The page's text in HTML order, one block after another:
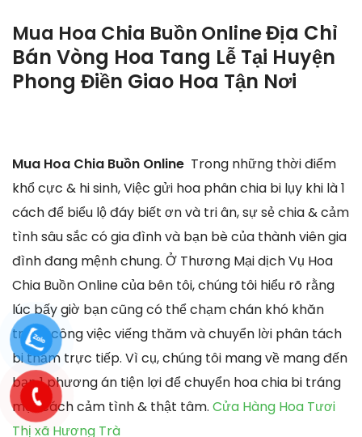
Mua Hoa Chia Buồn OnlineĐịa Chỉ
Bán Vòng Hoa Tang Lễ Tại Huyện
Phong Điền Giao Hoa Tận Nơi
Mua Hoa Chia Buồn Online Trong những thời điểm
khổ cực & hi sinh, Việc gửi hoa phân chia bi lụy khi là 1
cách để biểu lộ đáy biết ơn và tri ân, sự sẻ chia & cảm
tình sâu sắc có gia đình và bạn bè của thành viên gia
đình đang mệnh chung. Ở Thương Mại dịch Vụ Hoa
Chia Buồn Online của bên tôi, chúng tôi hiểu rõ rằng
lúc bấy giờ bạn cũng có thể chạm chán khó khăn
trong công việc viếng thăm và chuyển lời phân tách
bi thảm trực tiếp. Vì cụ, chúng tôi mang về mang đến
bạn 1 phương án tiện lợi để chuyển hoa chia bi tráng
một cách cảm tình & thật tâm. Cửa Hàng Hoa Tươi
Thị xã Hương Trà